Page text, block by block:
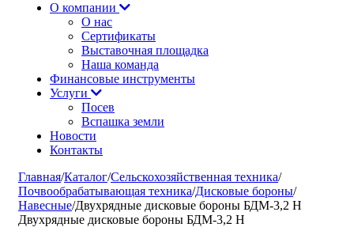
О компании
О нас
Сертификаты
Выставочная площадка
Наша команда
Финансовые инструменты
Услуги
Посев
Вспашка земли
Новости
Контакты
Главная/Каталог/Сельскохозяйственная техника/
Почвообрабатывающая техника/Дисковые бороны/
Навесные/Двухрядные дисковые бороны БДМ-3,2 Н
Двухрядные дисковые бороны БДМ-3,2 Н